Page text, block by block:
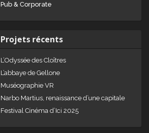
Pub & Corporate
Projets récents
L’Odyssée des Cloîtres
L’abbaye de Gellone
Muséographie VR
Narbo Martius, renaissance d’une capitale
Festival Cinéma d’Ici 2025